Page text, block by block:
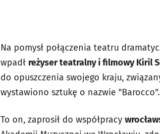
Na pomysł połączenia teatru
wpadł reżyser teatralny i filmowy Kiril
do opuszczenia swojego kraju,
wystawiono sztukę o nazwie "Barocco".
To on, zaprosił do współpracy